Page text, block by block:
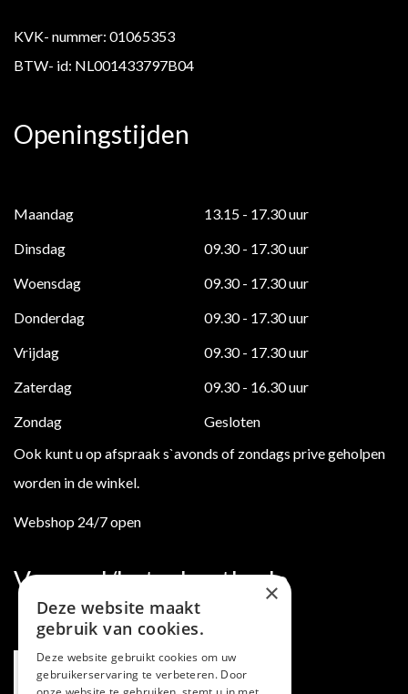
KVK- nummer: 01065353
BTW- id: NL001433797B04
Openingstijden
Maandag
13.15 - 17.30 uur
Dinsdag
09.30 - 17.30 uur
Woensdag
09.30 - 17.30 uur
Donderdag
09.30 - 17.30 uur
Vrijdag
09.30 - 17.30 uur
Zaterdag
09.30 - 16.30 uur
Zondag
Gesloten
Ook kunt u op afspraak s`avonds of zondags prive geholpen
worden in de winkel.
Webshop 24/7 open
Verzend/betaalmethode
×
Deze website maakt
gebruik van cookies.
Deze website gebruikt cookies om uw
gebruikerservaring te verbeteren. Door